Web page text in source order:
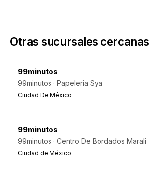
Otras sucursales cercanas
99minutos
99minutos · Papeleria Sya
Ciudad De México
99minutos
99minutos · Centro De Bordados Marali
Ciudad de México